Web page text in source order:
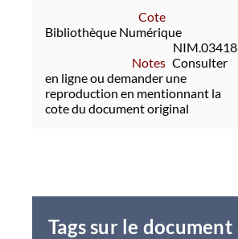
Cote
Bibliothèque Numérique
NIM.03418
Notes Consulter
en ligne ou demander une
reproduction en mentionnant la
cote du document original
Tags sur le document